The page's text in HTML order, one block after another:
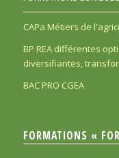
CAPa Métiers de
BP REA différentes
diversifiantes,
BAC PRO CGEA
FORMATIONS «